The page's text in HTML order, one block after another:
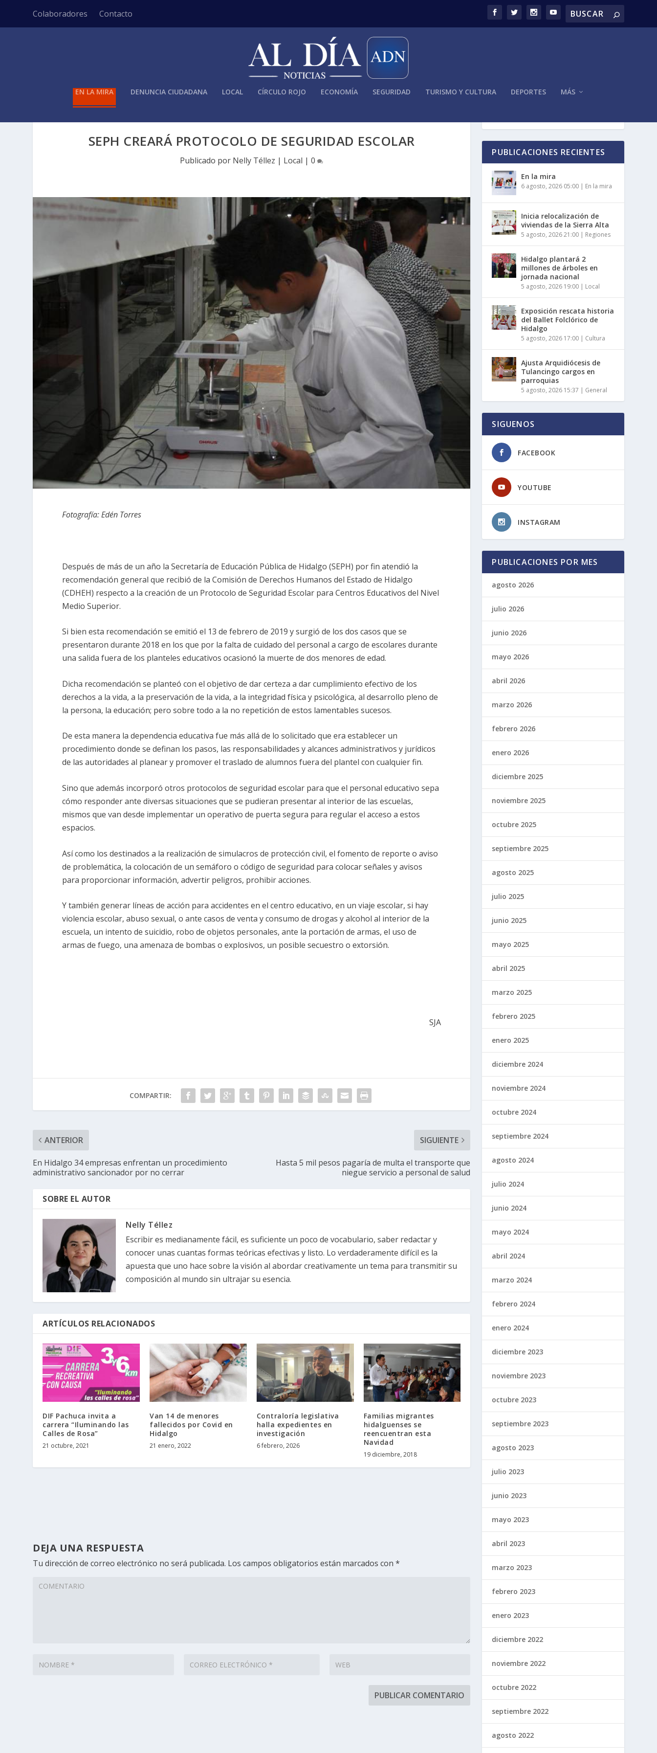
Colaboradores Contacto
EN LA MIRA DENUNCIA CIUDADANA LOCAL CÍRCULO ROJO ECONOMÍA SEGURIDAD TURISMO Y CULTURA DEPORTES MÁS
SEPH CREARÁ PROTOCOLO DE SEGURIDAD ESCOLAR
Publicado por Nelly Téllez | Local |0
Fotografía: Edén Torres
Después de más de un año la Secretaría de Educación Pública de Hidalgo (SEPH) por fin atendió la
recomendación general que recibió de la Comisión de Derechos Humanos del Estado de Hidalgo
(CDHEH) respecto a la creación de un Protocolo de Seguridad Escolar para Centros Educativos del Nivel
Medio Superior.
Si bien esta recomendación se emitió el 13 de febrero de 2019 y surgió de los dos casos que se
presentaron durante 2018 en los que por la falta de cuidado del personal a cargo de escolares durante
una salida fuera de los planteles educativos ocasionó la muerte de dos menores de edad.
Dicha recomendación se planteó con el objetivo de dar certeza a dar cumplimiento efectivo de los
derechos a la vida, a la preservación de la vida, a la integridad física y psicológica, al desarrollo pleno de
la persona, la educación; pero sobre todo a la no repetición de estos lamentables sucesos.
De esta manera la dependencia educativa fue más allá de lo solicitado que era establecer un
procedimiento donde se definan los pasos, las responsabilidades y alcances administrativos y jurídicos
de las autoridades al planear y promover el traslado de alumnos fuera del plantel con cualquier fin.
Sino que además incorporó otros protocolos de seguridad escolar para que el personal educativo sepa
cómo responder ante diversas situaciones que se pudieran presentar al interior de las escuelas,
mismos que van desde implementar un operativo de puerta segura para regular el acceso a estos
espacios.
Así como los destinados a la realización de simulacros de protección civil, el fomento de reporte o aviso
de problemática, la colocación de un semáforo o código de seguridad para colocar señales y avisos
para proporcionar información, advertir peligros, prohibir acciones.
Y también generar líneas de acción para accidentes en el centro educativo, en un viaje escolar, si hay
violencia escolar, abuso sexual, o ante casos de venta y consumo de drogas y alcohol al interior de la
escuela, un intento de suicidio, robo de objetos personales, ante la portación de armas, el uso de
armas de fuego, una amenaza de bombas o explosivos, un posible secuestro o extorsión.
SJA
COMPARTIR:
ANTERIOR
En Hidalgo 34 empresas enfrentan un procedimiento
administrativo sancionador por no cerrar
SIGUIENTE
Hasta 5 mil pesos pagaría de multa el transporte que
niegue servicio a personal de salud
SOBRE EL AUTOR
Nelly Téllez
Escribir es medianamente fácil, es suficiente un poco de vocabulario, saber redactar y
conocer unas cuantas formas teóricas efectivas y listo. Lo verdaderamente difícil es la
apuesta que uno hace sobre la visión al abordar creativamente un tema para transmitir su
composición al mundo sin ultrajar su esencia.
ARTÍCULOS RELACIONADOS
DIF Pachuca invita a
carrera “Iluminando las
Calles de Rosa”
21 octubre, 2021
Van 14 de menores
fallecidos por Covid en
Hidalgo
21 enero, 2022
Contraloría legislativa
halla expedientes en
investigación
6 febrero, 2026
Familias migrantes
hidalguenses se
reencuentran esta
Navidad
19 diciembre, 2018
DEJA UNA RESPUESTA
Tu dirección de correo electrónico no será publicada. Los campos obligatorios están marcados con*
PUBLICACIONES RECIENTES
En la mira
6 agosto, 2026 05:00 | En la mira
Inicia relocalización de
viviendas de la Sierra Alta
5 agosto, 2026 21:00 | Regiones
Hidalgo plantará 2
millones de árboles en
jornada nacional
5 agosto, 2026 19:00 | Local
Exposición rescata historia
del Ballet Folclórico de
Hidalgo
5 agosto, 2026 17:00 | Cultura
Ajusta Arquidiócesis de
Tulancingo cargos en
parroquias
5 agosto, 2026 15:37 | General
SIGUENOS
FACEBOOK
YOUTUBE
INSTAGRAM
PUBLICACIONES POR MES
agosto 2026
julio 2026
junio 2026
mayo 2026
abril 2026
marzo 2026
febrero 2026
enero 2026
diciembre 2025
noviembre 2025
octubre 2025
septiembre 2025
agosto 2025
julio 2025
junio 2025
mayo 2025
abril 2025
marzo 2025
febrero 2025
enero 2025
diciembre 2024
noviembre 2024
octubre 2024
septiembre 2024
agosto 2024
julio 2024
junio 2024
mayo 2024
abril 2024
marzo 2024
febrero 2024
enero 2024
diciembre 2023
noviembre 2023
octubre 2023
septiembre 2023
agosto 2023
julio 2023
junio 2023
mayo 2023
abril 2023
marzo 2023
febrero 2023
enero 2023
diciembre 2022
noviembre 2022
octubre 2022
septiembre 2022
agosto 2022